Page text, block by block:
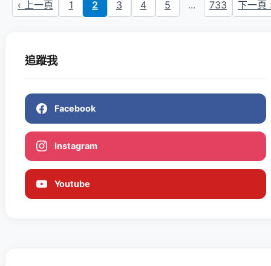
‹ 上一頁 1 2 3 4 5 ... 733 下一頁
追蹤我
Facebook
Instagram
Youtube